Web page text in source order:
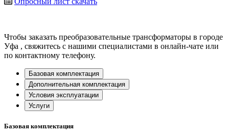
Чтобы заказать преобразовательные трансформаторы в городе
Уфа , свяжитесь с нашими специалистами в онлайн-чате или
по контактному телефону.
Базовая комплектация
Дополнительная комплектация
Условия эксплуатации
Услуги
Базовая комплектация